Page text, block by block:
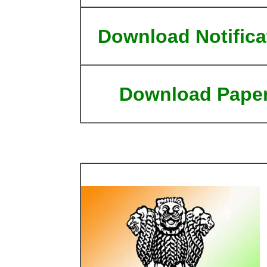
Download
Download